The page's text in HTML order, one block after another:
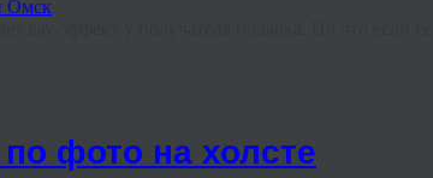
фото на холсте